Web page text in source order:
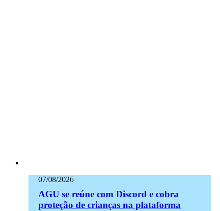
07/08/2026
AGU se reúne com Discord e cobra
proteção de crianças na plataforma